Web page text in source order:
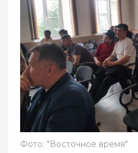
Фото: "Восточное время"